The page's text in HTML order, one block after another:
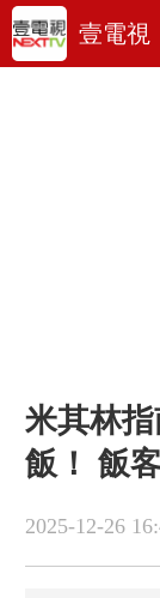
壹電視
米其林
飯！ 飯
2025-12-26